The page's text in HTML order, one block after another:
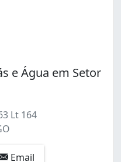
e Água em Setor
Lt 164
Email